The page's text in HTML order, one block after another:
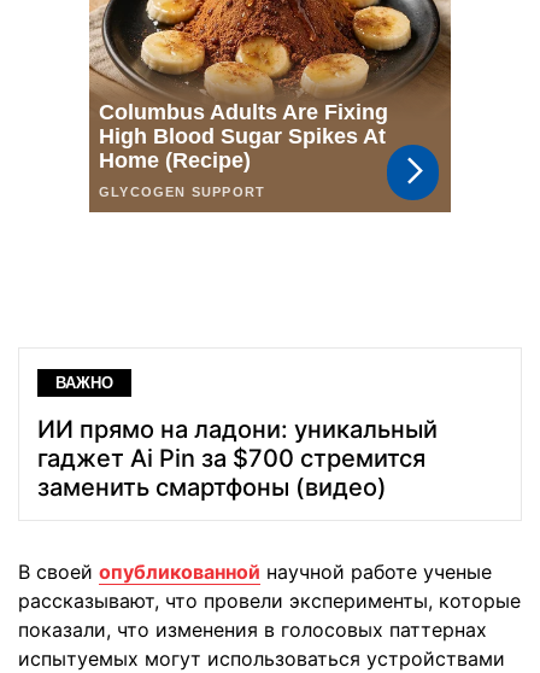
ВАЖНО
ИИ прямо на ладони: уникальный
гаджет Ai Pin за $700 стремится
заменить смартфоны (видео)
В своей опубликованной научной работе ученые
рассказывают, что провели эксперименты, которые
показали, что изменения в голосовых паттернах
испытуемых могут использоваться устройствами